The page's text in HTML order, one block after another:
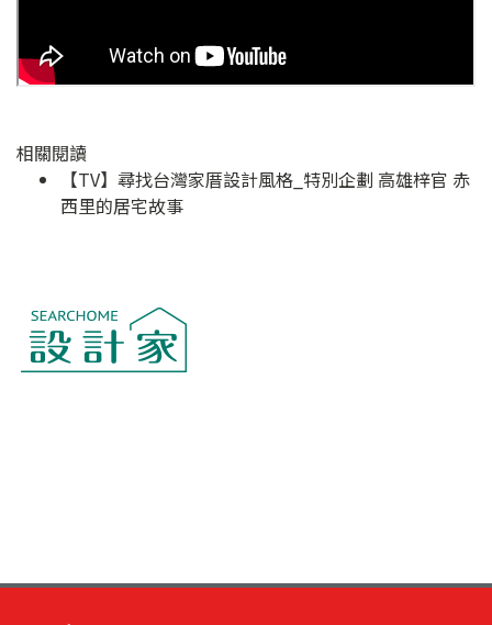
相關閱讀
【TV】尋找台灣家厝設計風格_特別企劃 高雄梓官 赤
西里的居宅故事